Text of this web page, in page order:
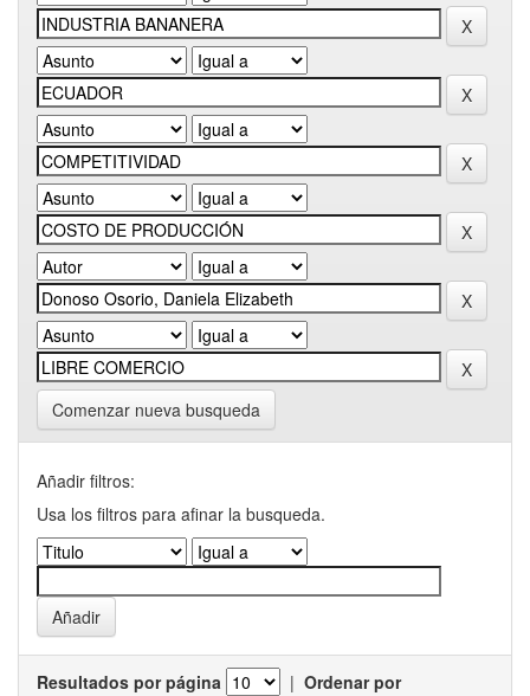
Comenzar nueva busqueda
Añadir filtros:
Usa los filtros para afinar la busqueda.
Resultados por página | Ordenar por